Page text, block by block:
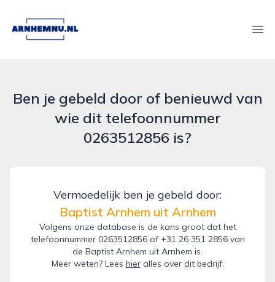
arnhemnu.nl
Ben je gebeld door of benieuwd van
wie dit telefoonnummer
0263512856 is?
Vermoedelijk ben je gebeld door:
Baptist Arnhem uit Arnhem
Volgens onze database is de kans groot dat het
telefoonnummer 0263512856 of +31 26 351 2856 van
de Baptist Arnhem uit Arnhem is.
Meer weten? Lees hieralles over dit bedrijf.